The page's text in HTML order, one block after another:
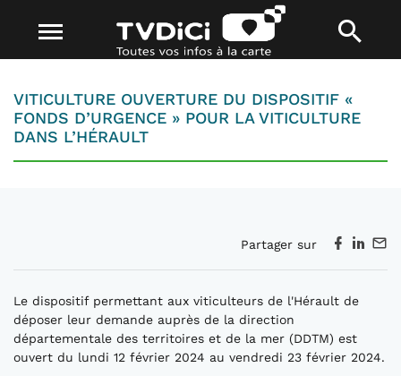
VITICULTURE OUVERTURE DU DISPOSITIF «
FONDS D’URGENCE » POUR LA VITICULTURE
DANS L’HÉRAULT
Partager sur
Le dispositif permettant aux viticulteurs de l'Hérault de
déposer leur demande auprès de la direction
départementale des territoires et de la mer (DDTM) est
ouvert du lundi 12 février 2024 au vendredi 23 février 2024.